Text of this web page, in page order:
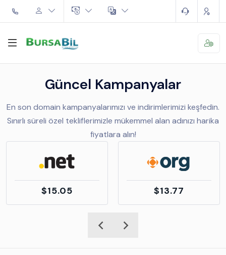
Güncel Kampanyalar
En son domain kampanyalarımızı ve indirimlerimizi keşfedin.
Sınırlı süreli özel tekliflerimizle mükemmel alan adınızı harika
fiyatlara alın!
$15.05 $13.77